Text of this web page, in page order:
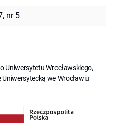
nr 5
Uniwersytetu Wrocławskiego,
we Wrocławiu